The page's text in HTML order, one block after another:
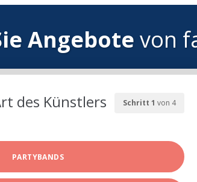
Angebote von
Schritt 1 von 4
des Künstlers
PARTYBANDS